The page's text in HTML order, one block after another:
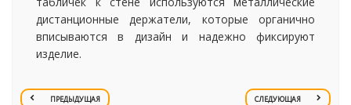
дистанционные держатели, которые органично
вписываются в дизайн и надежно фиксируют
изделие.
ПРЕДЫДУЩАЯ СЛЕДУЮЩАЯ